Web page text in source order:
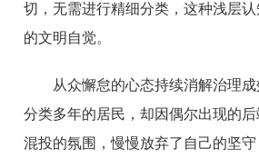
切，无需进行精细分类，这种浅层
的文明自觉。
从众懈怠的心态持续消解治理
分类多年的居民，却因偶尔出现的
混投的氛围，慢慢放弃了自己的坚守